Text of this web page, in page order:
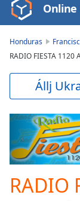
Video
Player
loading.
Video
Backward
Forward
Mute
Current
Online
Honduras
RADIO FIESTA 1120
Állj
RADIO